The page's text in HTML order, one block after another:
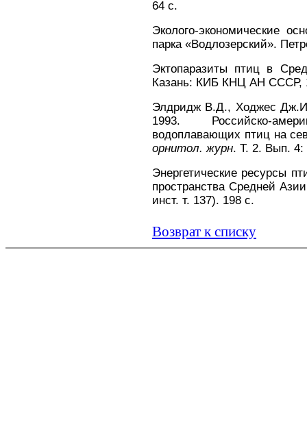
64 с.
Эколого-экономические
парка «Водлозерский».
Эктопаразиты птиц в
Казань: КИБ КНЦ АН СССР,
Элдридж В.Д., Ходжес
1993. Российско-
водоплавающих птиц на
орнитол. журн. Т. 2. Вып. 4:
Энергетические ресурсы
пространства Средней
инст. т. 137). 198 с.
Возврат к списку